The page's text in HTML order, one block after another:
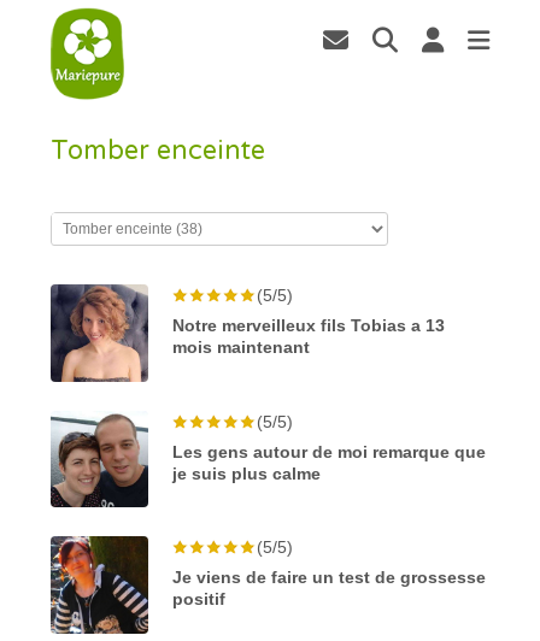
Tomber enceinte
(5/5)
Notre merveilleux fils Tobias a 13
mois maintenant
(5/5)
Les gens autour de moi remarque que
je suis plus calme
(5/5)
Je viens de faire un test de grossesse
positif